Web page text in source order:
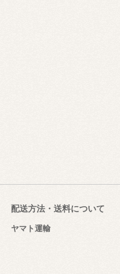
配送方法・送料について
ヤマト運輸